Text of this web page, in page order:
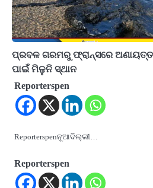
ପ୍ରବଳ ଗରମରୁ ଫ୍ରାନ୍ସରେ ଅଣାୟତ୍ତ
ପାଇଁ ମିଳୁନି ସ୍ଥାନ
Reporterspen
Reporterspenନୂଆଦିଲ୍ଲୀ…
Reporterspen